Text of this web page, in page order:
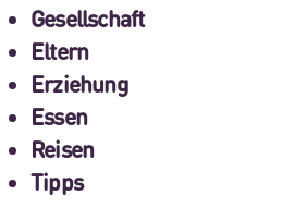
Gesellschaft
Eltern
Erziehung
Essen
Reisen
Tipps